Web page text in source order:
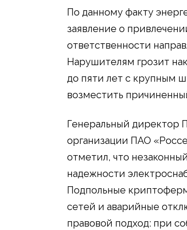
По данному факту
заявление о
ответственности
Нарушителям грозит
до пяти лет с крупным
возместить
Генеральный
организации ПАО
отметил, что
надежности
Подпольные
сетей и аварийные
правовой подход: при